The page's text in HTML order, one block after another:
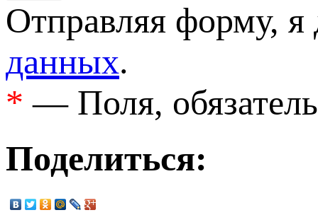
Отправляя форму,
данных.
* — Поля,
Поделиться: